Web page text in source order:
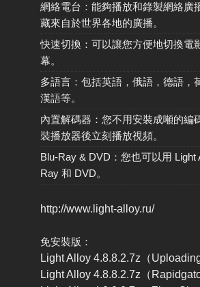
網絡電台：能夠播放和錄製網絡廣
藏來自於世界各地的廣播。
快速切換：可以讓您方便地切換電
幕。
多語言：包括英語，俄語，德語，
漢語等。
內置解碼器：您不用安裝成噸的編
裝播放器後立刻播放視頻。
Blu-Ray & DVD：您也可以用 Light
Ray 和 DVD。
http://www.light-alloy.ru/
免安裝版：
Light Alloy 4.8.8.2.7z（Uploading
Light Alloy 4.8.8.2.7z（